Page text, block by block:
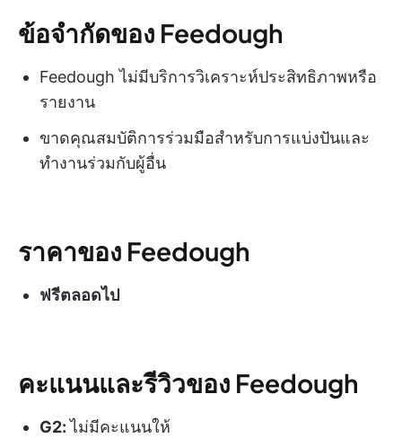
ข้อจำกัดของ Feedough
Feedough ไม่มีบริการวิเคราะห์ประสิทธิภาพหรือ
รายงาน
ขาดคุณสมบัติการร่วมมือสำหรับการแบ่งปันและ
ทำงานร่วมกับผู้อื่น
ราคาของ Feedough
ฟรีตลอดไป
คะแนนและรีวิวของ Feedough
G2:ไม่มีคะแนนให้